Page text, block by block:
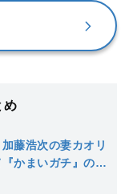
め
藤浩次の妻カオリ
かまいガチ』のカ